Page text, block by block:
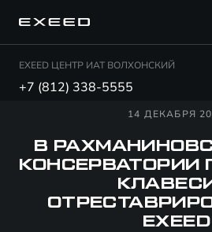
EXEED ЦЕНТР ИАТ ВОЛХОНСКИЙ
+7 (812) 338-5555
14 ДЕКАБРЯ
В
КОНСЕРВАТОРИИ
EXEED